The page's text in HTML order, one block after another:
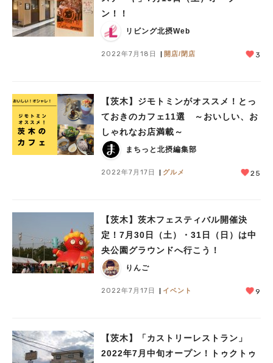
ン！！
リビング北摂Web
2022年7月18日 開店/閉店 3
【茨木】ジモトミンがオススメ！とっ
ておきのカフェ11選 ～おいしい、お
しゃれなお店満載～
まちっと北摂編集部
2022年7月17日 グルメ 25
【茨木】茨木フェスティバル開催決
定！7月30日（土）・31日（日）は中
央公園グラウンドへ行こう！
りんご
2022年7月17日 イベント 9
【茨木】「カストリーレストラン」
2022年7月中旬オープン！トゥクトゥ